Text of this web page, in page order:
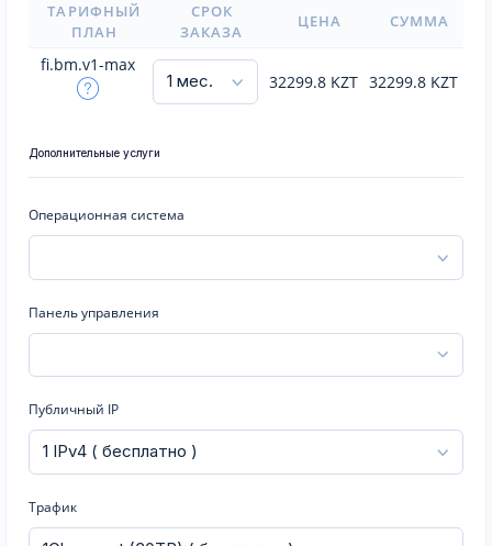
ТАРИФНЫЙ
ПЛАН
СРОК
ЗАКАЗА
ЦЕНА СУММА
fi.bm.v1-max
32299.8 KZT 32299.8 KZT
Дополнительные услуги
Операционная система
Панель управления
Публичный IP
Трафик